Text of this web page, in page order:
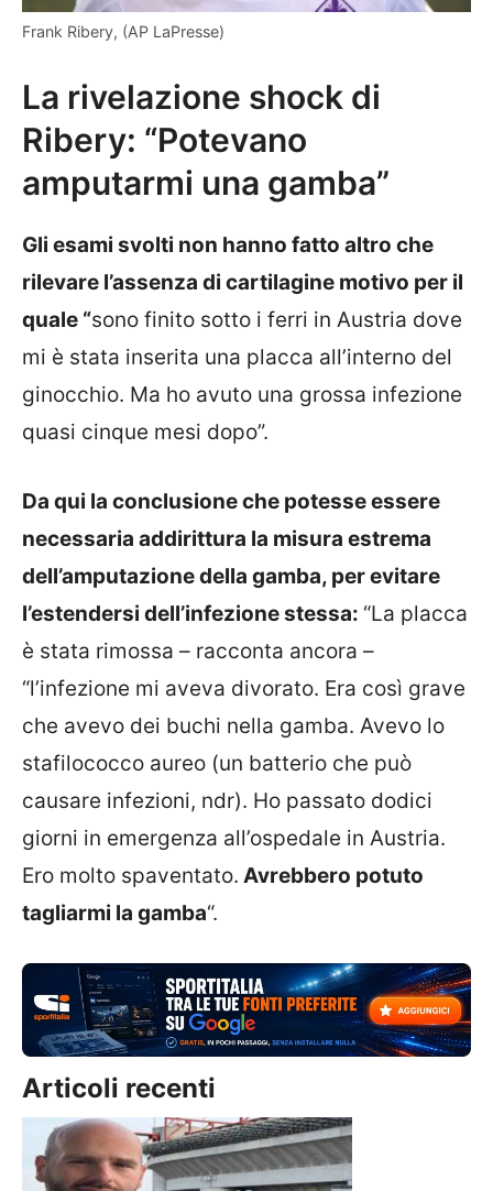
Frank Ribery, (AP LaPresse)
La rivelazione shock di
Ribery: “Potevano
amputarmi una gamba”
Gli esami svolti non hanno fatto altro che
rilevare l’assenza di cartilagine motivo per il
quale “sono finito sotto i ferri in Austria dove
mi è stata inserita una placca all’interno del
ginocchio. Ma ho avuto una grossa infezione
quasi cinque mesi dopo”.
Da qui la conclusione che potesse essere
necessaria addirittura la misura estrema
dell’amputazione della gamba, per evitare
l’estendersi dell’infezione stessa: “La placca
è stata rimossa – racconta ancora –
“l’infezione mi aveva divorato. Era così grave
che avevo dei buchi nella gamba. Avevo lo
stafilococco aureo (un batterio che può
causare infezioni, ndr). Ho passato dodici
giorni in emergenza all’ospedale in Austria.
Ero molto spaventato. Avrebbero potuto
tagliarmi la gamba“.
Articoli recenti